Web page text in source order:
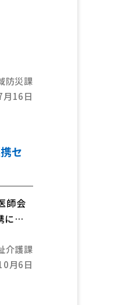
防災課
16日
セ
師会
に取
慣れ
の最
介護課
月6日